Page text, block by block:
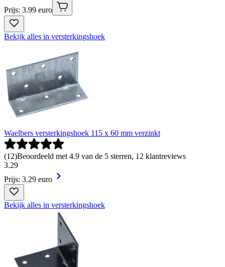
Prijs: 3.99 euro
Bekijk alles in versterkingshoek
Waelbers versterkingshoek 115 x 60 mm verzinkt
(12)Beoordeeld met 4.9 van de 5 sterren, 12 klantreviews
3.29
Prijs: 3.29 euro
Bekijk alles in versterkingshoek